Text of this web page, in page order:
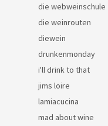
die webweinschule
die weinrouten
diewein
drunkenmonday
i'll drink to that
jims loire
lamiacucina
mad about wine